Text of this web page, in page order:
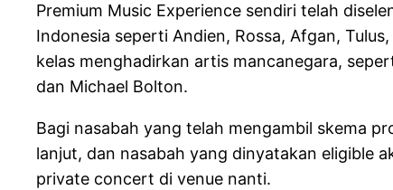
Premium Music Experience sendiri telah
Indonesia seperti Andien, Rossa, Afgan,
kelas menghadirkan artis mancanegara,
dan Michael Bolton.
Bagi nasabah yang telah mengambil skema
lanjut, dan nasabah yang dinyatakan eligible
private concert di venue nanti.